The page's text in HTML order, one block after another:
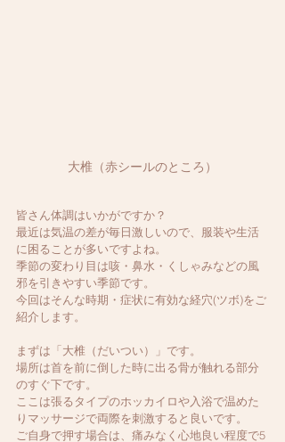
大椎（赤シールのところ）
皆さん体調はいかがですか？
最近は気温の差が毎日激しいので、服装や生活
に困ることが多いですよね。
季節の変わり目は咳・鼻水・くしゃみなどの風
邪を引きやすい季節です。
今回はそんな時期・症状に有効な経穴(ツボ)をご
紹介します。
まずは「大椎（だいつい）」です。
場所は首を前に倒した時に出る骨が触れる部分
のすぐ下です。
ここは張るタイプのホッカイロや入浴で温めた
りマッサージで両際を刺激すると良いです。
ご自身で押す場合は、痛みなく心地良い程度で5